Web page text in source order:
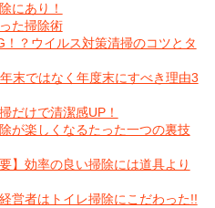
にあり！
た掃除術
？ウイルス対策清掃のコツとタ
末ではなく年度末にすべき理由3
だけで清潔感UP！
が楽しくなるたった一つの裏技
】効率の良い掃除には道具より
営者はトイレ掃除にこだわった!!